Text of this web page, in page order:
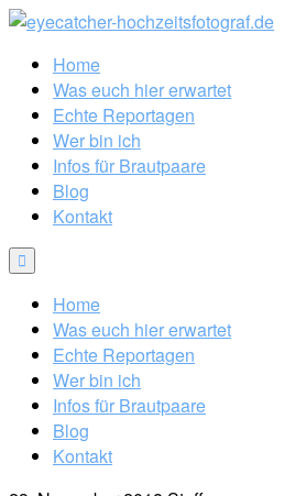
Home
Was euch hier erwartet
Echte Reportagen
Wer bin ich
Infos für Brautpaare
Blog
Kontakt
Home
Was euch hier erwartet
Echte Reportagen
Wer bin ich
Infos für Brautpaare
Blog
Kontakt